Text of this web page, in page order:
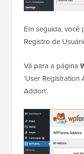
Em seguida, você
Registro de
Vá para a página
‘User Registration
Addon’.